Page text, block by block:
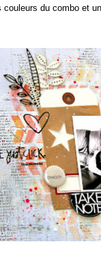
couleurs du combo et